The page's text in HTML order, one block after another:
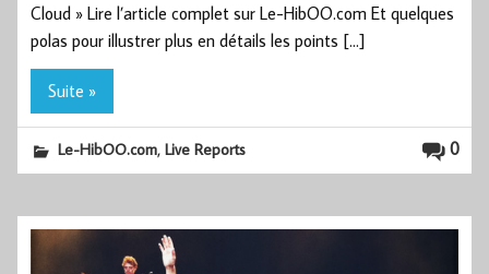
Cloud » Lire l’article complet sur Le-HibOO.com Et quelques
polas pour illustrer plus en détails les points […]
Suite »
0
Le-HibOO.com,Live Reports